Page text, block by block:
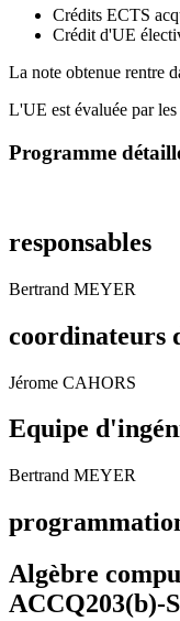
Crédits ECTS
Crédit d'UE
La note obtenue rentre
L'UE est évaluée par les
Programme
responsables
Bertrand MEYER
coordinateurs
Jérome CAHORS
Equipe
Bertrand MEYER
Algèbre
ACCQ203(b)-